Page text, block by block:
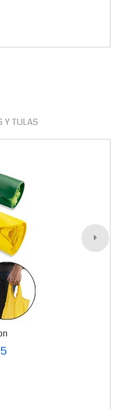
Y TULAS